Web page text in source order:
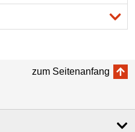
zum Seitenanfang